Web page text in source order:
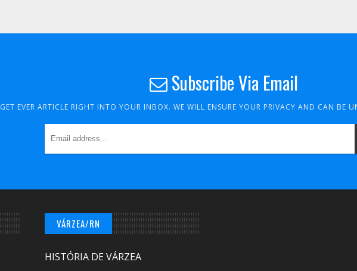
Subscribe Via Email
GET EVER ARTICLE RIGHT INTO YOUR INBOX. WE WILL ENSURE YOUR PRIVACY AND CAN BE
VÁRZEA/RN
HISTÓRIA DE VÁRZEA